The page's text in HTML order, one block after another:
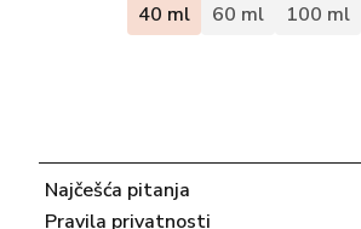
40 ml 60 ml 100 ml
Najčešća pitanja
Pravila privatnosti